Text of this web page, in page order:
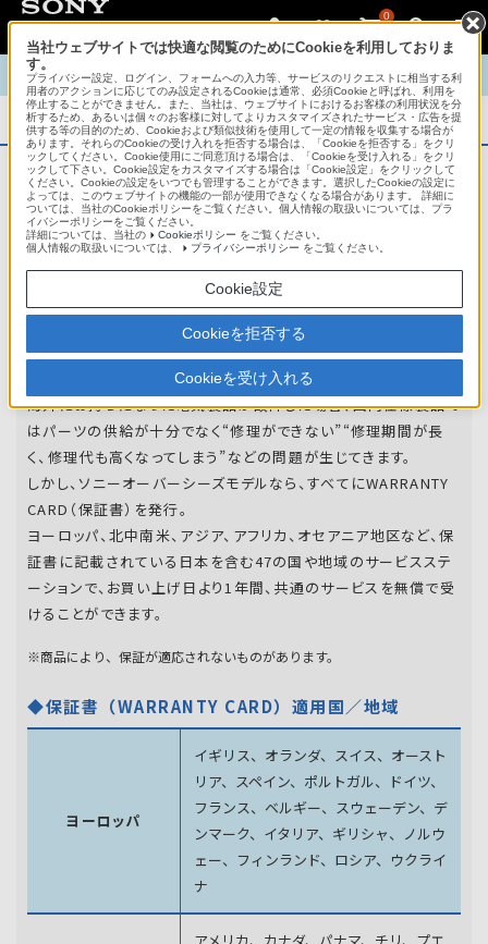
0
TOP 商品概要 商品情報 English 中文
商品概要
アフターサービス
オーバーシーズモデルは、いろいろな国
地域で共通の保証を実施しています。
世界47の国や地域で共通の保証サービスを実施し
ています。
海外にお持ちになった電気製品が故障した場合、国内仕様製品で
はパーツの供給が十分でなく“修理ができない”“修理期間が長
く、修理代も高くなってしまう”などの問題が生じてきます。
しかし、ソニーオーバーシーズモデルなら、すべてにWARRANTY
CARD（保証書）を発行。
ヨーロッパ、北中南米、アジア、アフリカ、オセアニア地区など、保
証書に記載されている日本を含む47の国や地域のサービスステ
ーションで、お買い上げ日より1年間、共通のサービスを無償で受
けることができます。
※商品により、保証が適応されないものがあります。
◆保証書（WARRANTY CARD）適用国／地域
ヨーロッパ
イギリス、オランダ、スイス、オースト
リア、スペイン、 ポルトガル、ドイツ、
フランス、ベルギー、スウェーデン、 デ
ンマーク、イタリア、ギリシャ、ノルウ
ェー、フィンランド、 ロシア、ウクライ
ナ
アメリカ、カナダ、パナマ、チリ、プエ
当社ウェブサイトでは快適な閲覧のためにCookieを利用しておりま
す。
プライバシー設定、ログイン、フォームへの入力等、サービスのリクエストに相当する利
用者のアクションに応じてのみ設定されるCookieは通常、必須Cookieと呼ばれ、利用を
停止することができません。また、当社は、ウェブサイトにおけるお客様の利用状況を分
析するため、あるいは個々のお客様に対してよりカスタマイズされたサービス・広告を提
供する等の目的のため、Cookieおよび類似技術を使用して一定の情報を収集する場合が
あります。それらのCookieの受け入れを拒否する場合は、「Cookieを拒否する」をクリ
ックしてください。Cookie使用にご同意頂ける場合は、「Cookieを受け入れる」をクリ
ックして下さい。Cookie設定をカスタマイズする場合は「Cookie設定」をクリックして
ください。Cookieの設定をいつでも管理することができます。選択したCookieの設定に
よっては、このウェブサイトの機能の一部が使用できなくなる場合があります。 詳細に
ついては、当社のCookieポリシーをご覧ください。個人情報の取扱いについては、プラ
イバシーポリシーをご覧ください。
詳細については、当社の
Cookieポリシー をご覧ください。
個人情報の取扱いについては、
プライバシーポリシー をご覧ください。
Cookie設定
Cookieを拒否する
Cookieを受け入れる